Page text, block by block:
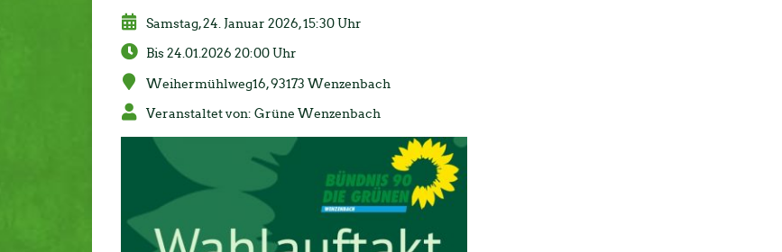
Samstag, 24. Januar 2026, 15:30 Uhr
Bis 24.01.2026 20:00 Uhr
Weihermühlweg16, 93173 Wenzenbach
Veranstaltet von: Grüne Wenzenbach